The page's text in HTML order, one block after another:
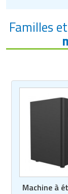
Familles
Machine à